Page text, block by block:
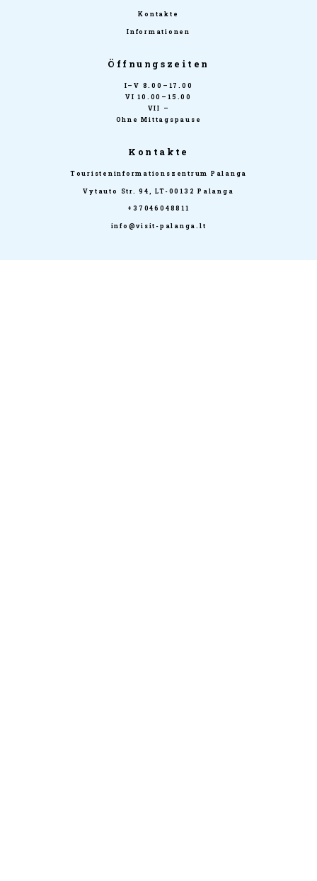
Kontakte
Informationen
Öffnungszeiten
I–V 8.00–17.00
VI 10.00–15.00
VII –
Ohne Mittagspause
Kontakte
Touristeninformationszentrum Palanga
Vytauto Str. 94, LT-00132 Palanga
+37046048811
info@visit-palanga.lt